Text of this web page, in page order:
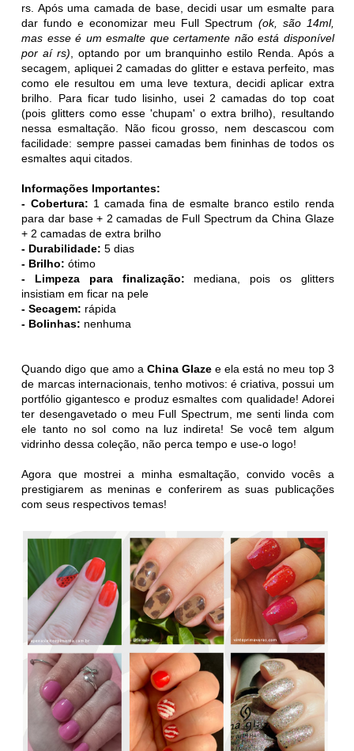
rs. Após uma camada de base, decidi usar um esmalte para
dar fundo e economizar meu Full Spectrum (ok, são 14ml,
mas esse é um esmalte que certamente não está disponível
por aí rs) , optando por um branquinho estilo Renda. Após a
secagem, apliquei 2 camadas do glitter e estava perfeito, mas
como ele resultou em uma leve textura, decidi aplicar extra
brilho. Para ficar tudo lisinho, usei 2 camadas do top coat
(pois glitters como esse 'chupam' o extra brilho), resultando
nessa esmaltação. Não ficou grosso, nem descascou com
facilidade: sempre passei camadas bem fininhas de todos os
esmaltes aqui citados.
Informações Importantes:
- Cobertura: 1 camada fina de esmalte branco estilo renda
para dar base + 2 camadas de Full Spectrum da China Glaze
+ 2 camadas de extra brilho
- Durabilidade:5 dias
- Brilho: ótimo
- Limpeza para finalização: mediana, pois os glitters
insistiam em ficar na pele
- Secagem: rápida
- Bolinhas: nenhuma
Quando digo que amo a China Glazee ela está no meu top 3
de marcas internacionais, tenho motivos: é criativa, possui um
portfólio gigantesco e produz esmaltes com qualidade! Adorei
ter desengavetado o meu Full Spectrum, me senti linda com
ele tanto nosol como na luz indireta! Se você tem algum
vidrinho dessa coleção, não perca tempo e use-o logo!
Agora que mostrei a minha esmaltação, convido vocês a
prestigiarem as meninas e conferirem as suas publicações
com seus respectivos temas!